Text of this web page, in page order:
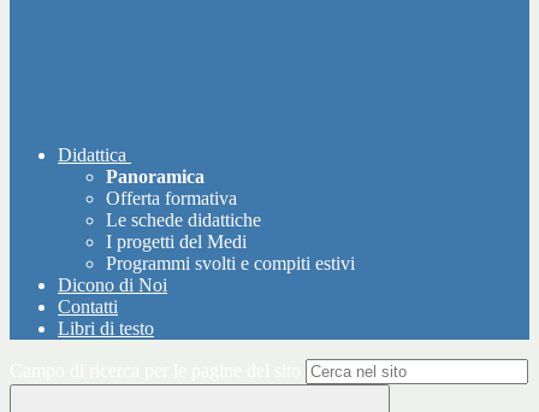
Didattica
Panoramica
Offerta formativa
Le schede didattiche
I progetti del Medi
Programmi svolti e compiti estivi
Dicono di Noi
Contatti
Libri di testo